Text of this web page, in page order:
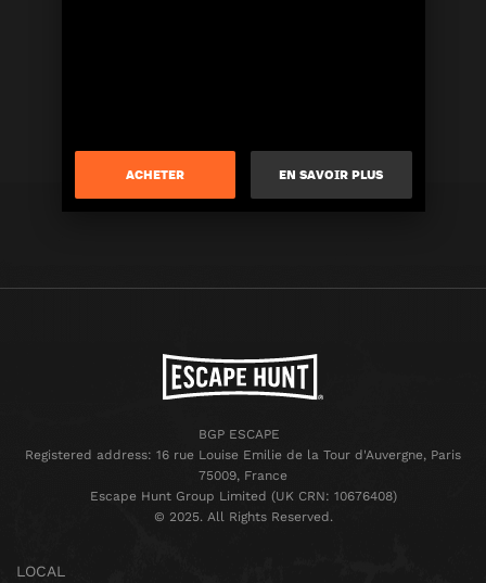
ACHETER EN SAVOIR PLUS
BGP ESCAPE
Registered address: 16 rue Louise Emilie de la Tour d'Auvergne, Paris
75009, France
Escape Hunt Group Limited (UK CRN: 10676408)
©️ 2025. All Rights Reserved.
LOCAL